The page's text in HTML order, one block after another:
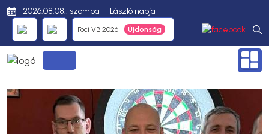
2026.08.08., szombat - László napja
Foci VB 2026